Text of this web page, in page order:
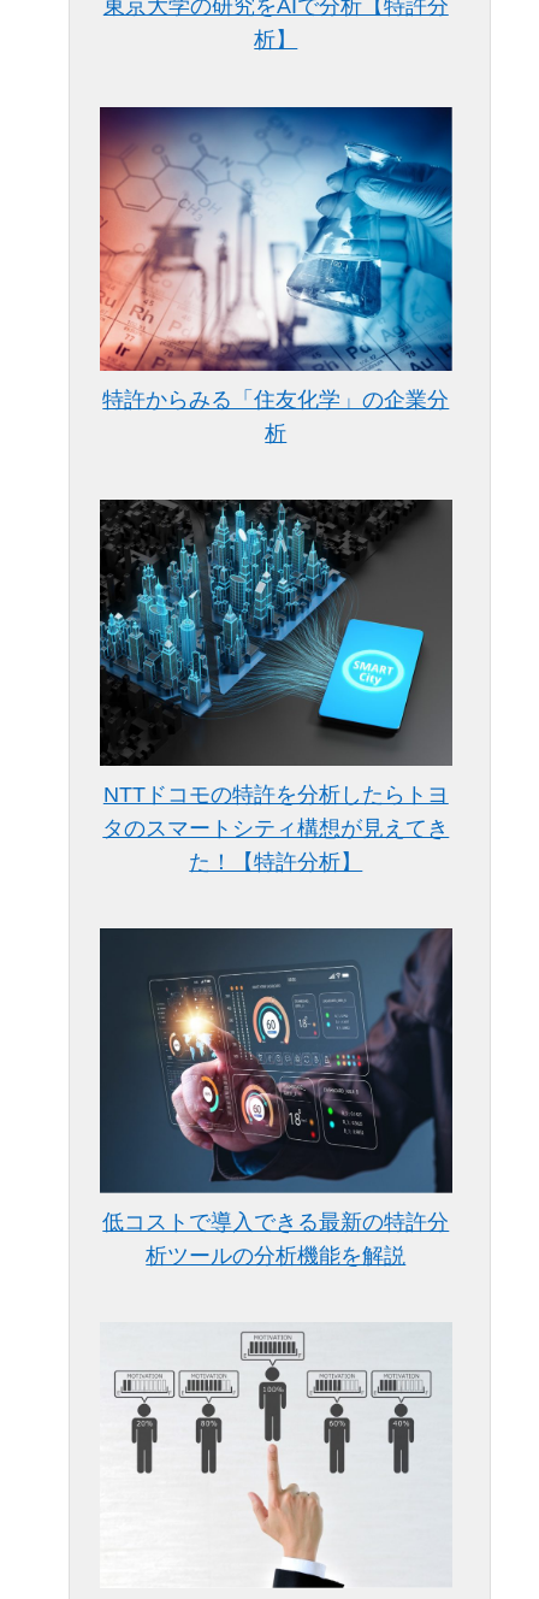
東京大学の研究をAIで分析【特許分
析】
特許からみる「住友化学」の企業分
析
NTTドコモの特許を分析したらトヨ
タのスマートシティ構想が見えてき
た！【特許分析】
低コストで導入できる最新の特許分
析ツールの分析機能を解説